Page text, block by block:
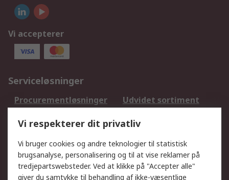
Vi accepterer
Serviceløsninger
Procurementløsninger
Udvidet sortiment
DesignSpark
Teknisk Support
Dit lokale salgsteam
Eksportløsninger
Support
Vi respekterer dit privatliv
Vi bruger cookies og andre teknologier til statistisk
brugsanalyse, personalisering og til at vise reklamer på
tredjepartswebsteder. Ved at klikke på "Accepter alle"
giver du samtykke til behandling af ikke-væsentlige